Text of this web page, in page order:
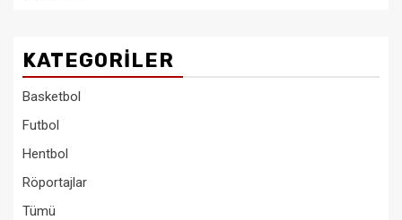
KATEGORILER
Basketbol
Futbol
Hentbol
Röportajlar
Tümü